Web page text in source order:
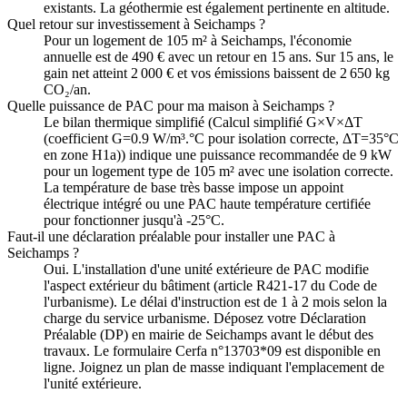
existants. La géothermie est également pertinente en altitude.
Quel retour sur investissement à Seichamps ?
Pour un logement de 105 m² à Seichamps, l'économie
annuelle est de 490 € avec un retour en 15 ans. Sur 15 ans, le
gain net atteint 2 000 € et vos émissions baissent de 2 650 kg
CO₂/an.
Quelle puissance de PAC pour ma maison à Seichamps ?
Le bilan thermique simplifié (Calcul simplifié G×V×ΔT
(coefficient G=0.9 W/m³.°C pour isolation correcte, ΔT=35°C
en zone H1a)) indique une puissance recommandée de 9 kW
pour un logement type de 105 m² avec une isolation correcte.
La température de base très basse impose un appoint
électrique intégré ou une PAC haute température certifiée
pour fonctionner jusqu'à -25°C.
Faut-il une déclaration préalable pour installer une PAC à
Seichamps ?
Oui. L'installation d'une unité extérieure de PAC modifie
l'aspect extérieur du bâtiment (article R421-17 du Code de
l'urbanisme). Le délai d'instruction est de 1 à 2 mois selon la
charge du service urbanisme. Déposez votre Déclaration
Préalable (DP) en mairie de Seichamps avant le début des
travaux. Le formulaire Cerfa n°13703*09 est disponible en
ligne. Joignez un plan de masse indiquant l'emplacement de
l'unité extérieure.